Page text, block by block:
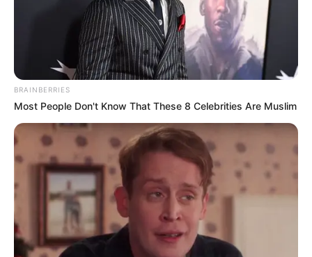
BRAINBERRIES
Most People Don't Know That These 8 Celebrities Are Muslim